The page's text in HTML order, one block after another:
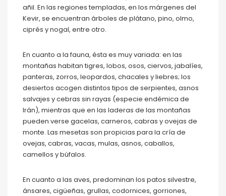
añil. En las regiones templadas, en los márgenes del
Kevir, se encuentran árboles de plátano, pino, olmo,
ciprés y nogal, entre otro.
En cuanto a la fauna, ésta es muy variada: en las
montañas habitan tigres, lobos, osos, ciervos, jabalíes,
panteras, zorros, leopardos, chacales y liebres; los
desiertos acogen distintos tipos de serpientes, asnos
salvajes y cebras sin rayas (especie endémica de
Irán), mientras que en las laderas de las montañas
pueden verse gacelas, carneros, cabras y ovejas de
monte. Las mesetas son propicias para la cría de
ovejas, cabras, vacas, mulas, asnos, caballos,
camellos y búfalos.
En cuanto a las aves, predominan los patos silvestre,
ánsares, cigüeñas, grullas, codornices, gorriones,